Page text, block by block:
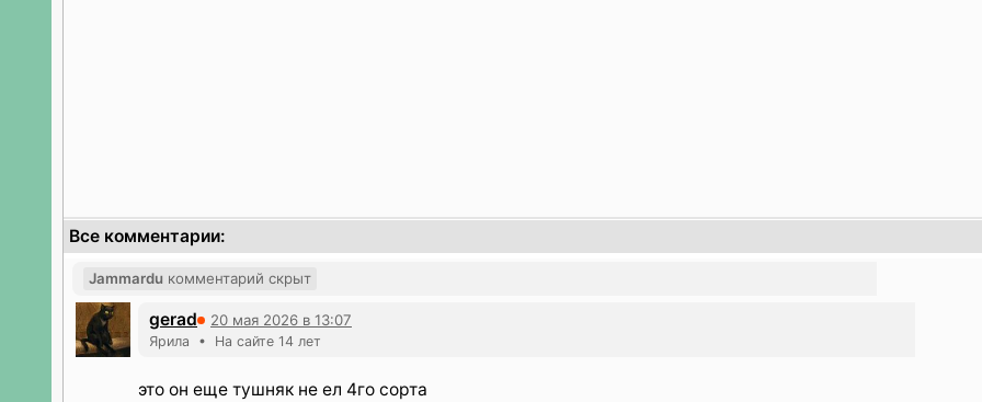
Все комментарии:
Jammardu комментарий скрыт
gerad 20 мая 2026 в 13:07
Ярила • На сайте 14 лет
это он еще тушняк не ел 4го сорта